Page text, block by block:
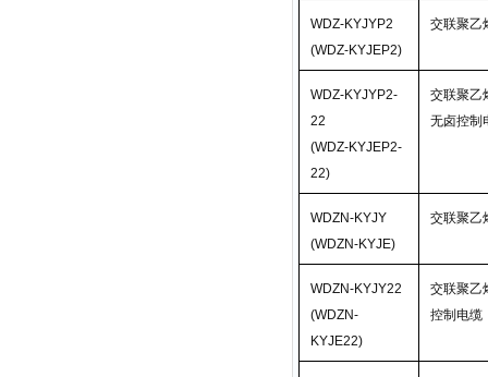
WDZ-KYJYP2
(WDZ-KYJEP2)
交联聚乙
WDZ-KYJYP2-
22
(WDZ-KYJEP2-
22)
交联聚乙
无卤控制
WDZN-KYJY
(WDZN-KYJE)
交联聚乙
WDZN-KYJY22
(WDZN-
KYJE22)
交联聚乙
控制电缆